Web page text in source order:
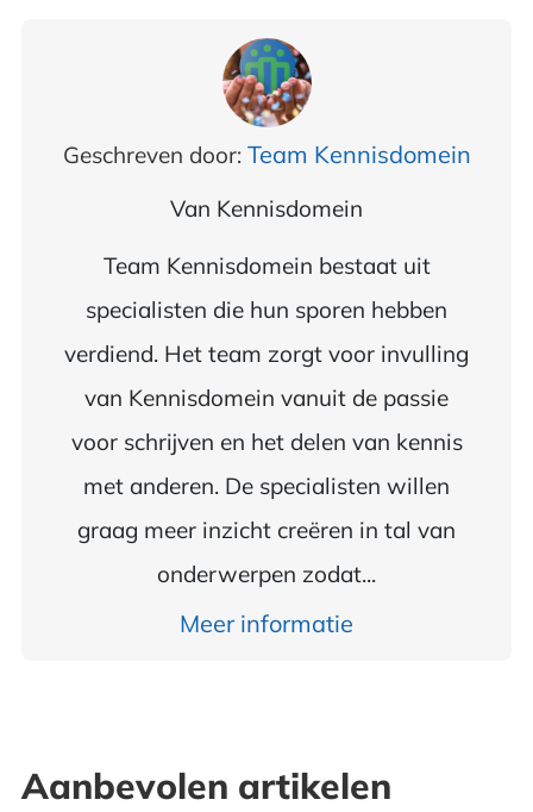
Geschreven door: Team Kennisdomein
Van Kennisdomein
Team Kennisdomein bestaat uit
specialisten die hun sporen hebben
verdiend. Het team zorgt voor invulling
van Kennisdomein vanuit de passie
voor schrijven en het delen van kennis
met anderen. De specialisten willen
graag meer inzicht creëren in tal van
onderwerpen zodat...
Meer informatie
Aanbevolen artikelen